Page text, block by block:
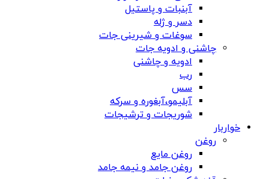
آبنبات و پاستیل
دسر و ژله
سوغات و شیرینی جات
چاشنی و ادویه جات
ادویه و چاشنی
رب
سس
آبلیمو،آبغوره و سرکه
شوریجات و ترشیجات
خواربار
روغن
روغن مایع
روغن جامد و نیمه جامد